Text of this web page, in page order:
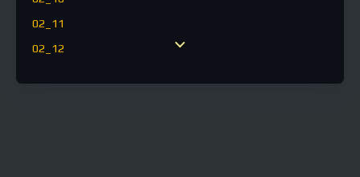
02_11
02_12